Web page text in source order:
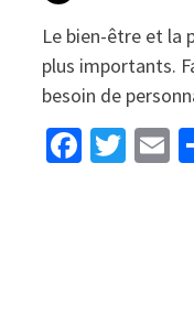
Le bien-être et la
plus importants.
besoin de